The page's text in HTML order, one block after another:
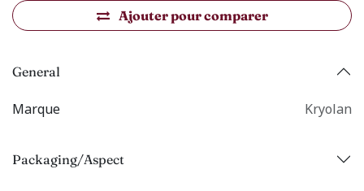
Ajouter pour comparer
General
Marque Kryolan
Packaging/Aspect